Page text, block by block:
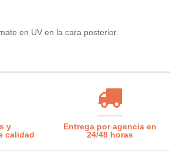
en UV en la cara posterior.
y
calidad
Entrega por agencia en
24/48 horas